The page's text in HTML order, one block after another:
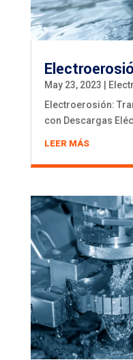
May 23, 2023 |
Electroerosión:
con Descargas
LEER MÁS